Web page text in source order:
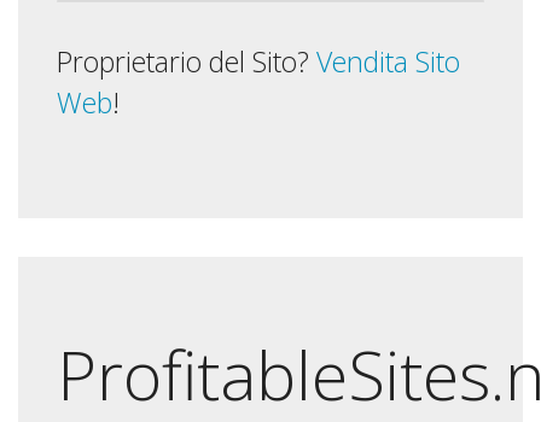
Proprietario del Sito? Vendita Sito
Web!